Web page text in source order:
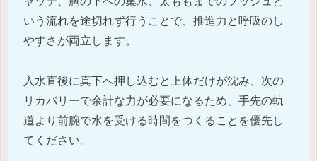
いう流れを途切れず行うことで、推進力と呼吸のし
やすさが両立します。
入水直後に真下へ押し込むと上体だけが沈み、次の
リカバリーで余計な力が必要になるため、手先の軌
道より前腕で水を受ける時間をつくることを優先し
てください。